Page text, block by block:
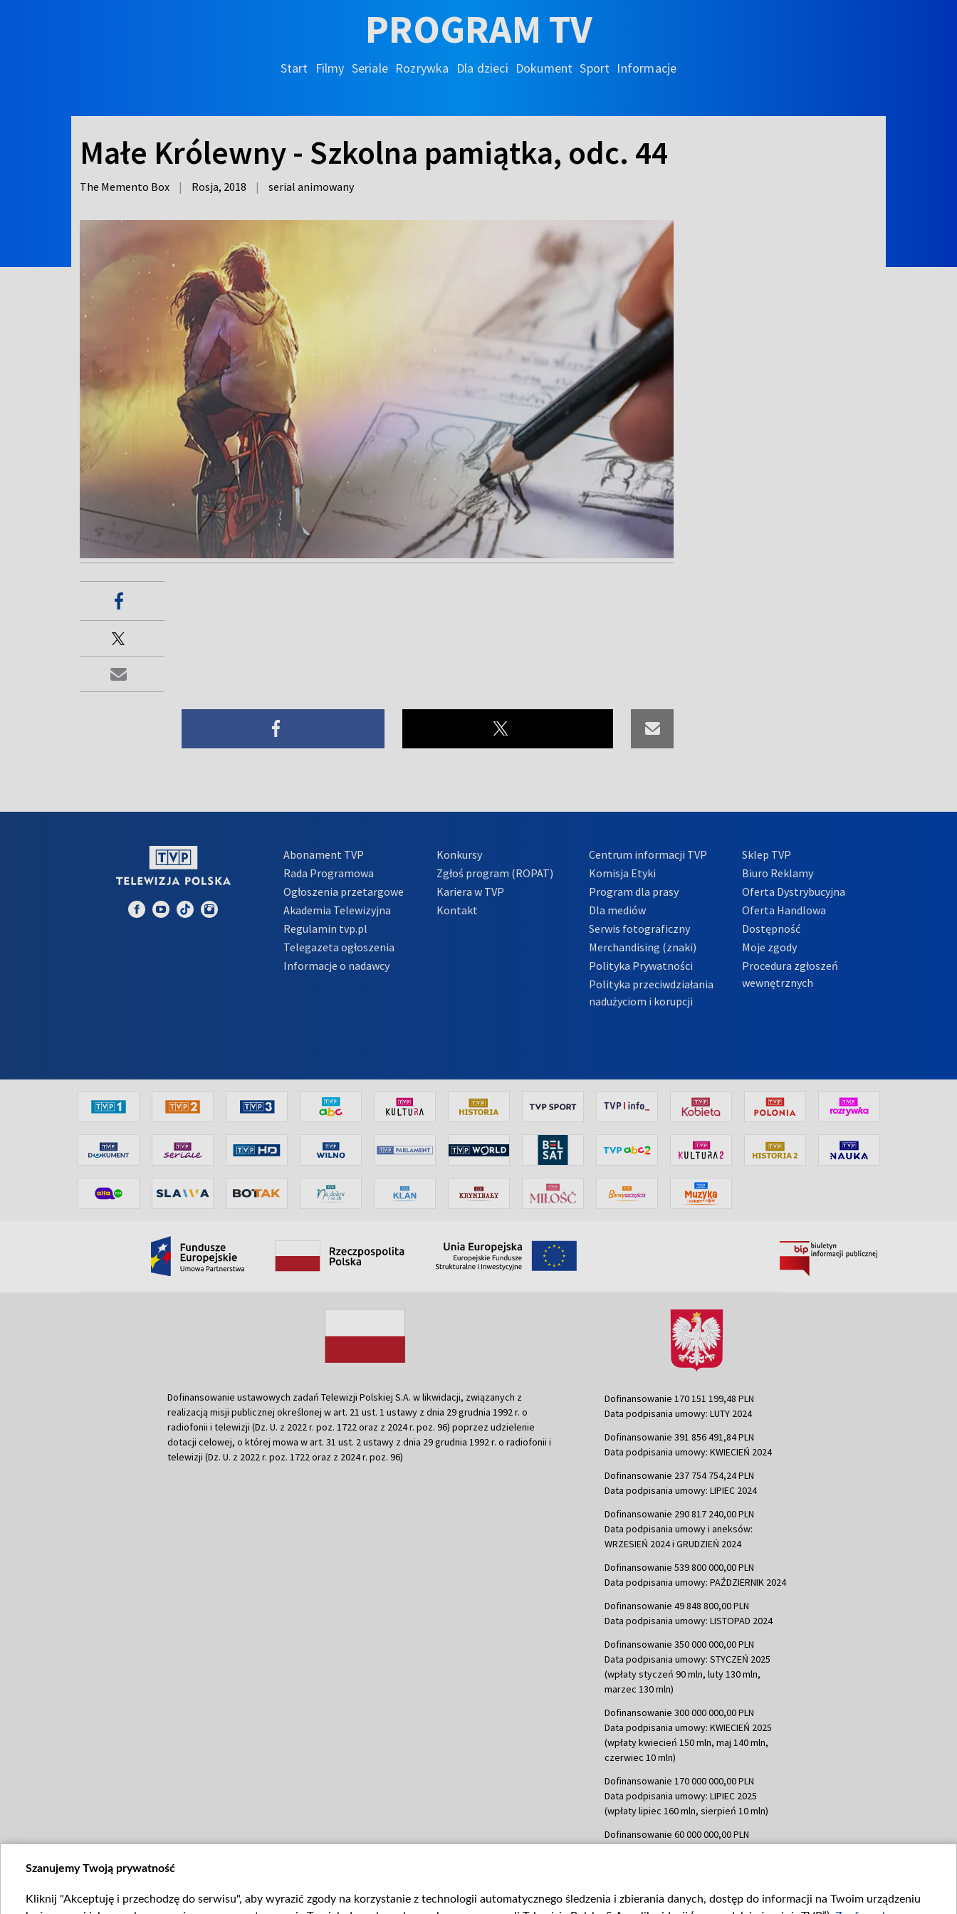
PROGRAM TV
Start Filmy Seriale Rozrywka Dla dzieci Dokument Sport Informacje
Małe Królewny - Szkolna pamiątka, odc. 44
The Memento Box | Rosja, 2018 | serial animowany
Abonament TVP
Rada Programowa
Ogłoszenia przetargowe
Akademia Telewizyjna
Regulamin tvp.pl
Telegazeta ogłoszenia
Informacje o nadawcy
Konkursy
Zgłoś program (ROPAT)
Kariera w TVP
Kontakt
Centrum informacji TVP
Komisja Etyki
Program dla prasy
Dla mediów
Serwis fotograficzny
Merchandising (znaki)
Polityka Prywatności
Polityka przeciwdziałania
nadużyciom i korupcji
Sklep TVP
Biuro Reklamy
Oferta Dystrybucyjna
Oferta Handlowa
Dostępność
Moje zgody
Procedura zgłoszeń
wewnętrznych
Dofinansowanie ustawowych zadań Telewizji Polskiej S.A. w likwidacji, związanych z
realizacją misji publicznej określonej w art. 21 ust. 1 ustawy z dnia 29 grudnia 1992 r. o
radiofonii i telewizji (Dz. U. z 2022 r. poz. 1722 oraz z 2024 r. poz. 96) poprzez udzielenie
dotacji celowej, o której mowa w art. 31 ust. 2 ustawy z dnia 29 grudnia 1992 r. o radiofonii i
telewizji (Dz. U. z 2022 r. poz. 1722 oraz z 2024 r. poz. 96)
Dofinansowanie 170 151 199,48 PLN
Data podpisania umowy: LUTY 2024
Dofinansowanie 391 856 491,84 PLN
Data podpisania umowy: KWIECIEŃ 2024
Dofinansowanie 237 754 754,24 PLN
Data podpisania umowy: LIPIEC 2024
Dofinansowanie 290 817 240,00 PLN
Data podpisania umowy i aneksów:
WRZESIEŃ 2024 i GRUDZIEŃ 2024
Dofinansowanie 539 800 000,00 PLN
Data podpisania umowy: PAŹDZIERNIK 2024
Dofinansowanie 49 848 800,00 PLN
Data podpisania umowy: LISTOPAD 2024
Dofinansowanie 350 000 000,00 PLN
Data podpisania umowy: STYCZEŃ 2025
(wpłaty styczeń 90 mln, luty 130 mln,
marzec 130 mln)
Dofinansowanie 300 000 000,00 PLN
Data podpisania umowy: KWIECIEŃ 2025
(wpłaty kwiecień 150 mln, maj 140 mln,
czerwiec 10 mln)
Dofinansowanie 170 000 000,00 PLN
Data podpisania umowy: LIPIEC 2025
(wpłaty lipiec 160 mln, sierpień 10 mln)
Dofinansowanie 60 000 000,00 PLN
Data podpisania umowy: WRZESIEŃ 2025
Szanujemy Twoją prywatność
Kliknij "Akceptuję i przechodzę do serwisu", aby wyrazić zgody na korzystanie z technologii automatycznego śledzenia i zbierania danych, dostęp do informacji na Twoim urządzeniu